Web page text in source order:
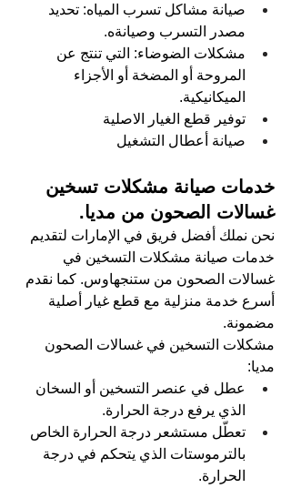
صيانة مشاكل تسرب المياه: تحديد
مصدر التسرب وصيانةه.
مشكلات الضوضاء: التي تنتج عن
المروحة أو المضخة أو الأجزاء
الميكانيكية.
توفير قطع الغيار الاصلية
صيانة أعطال التشغيل
خدمات صيانة مشكلات تسخين
غسالات الصحون من مديا.
نحن نملك أفضل فريق في الإمارات لتقديم
خدمات صيانة مشكلات التسخين في
غسالات الصحون من ستنجهاوس. كما نقدم
أسرع خدمة منزلية مع قطع غيار أصلية
مضمونة.
مشكلات التسخين في غسالات الصحون
مديا:
عطل في عنصر التسخين أو السخان
الذي يرفع درجة الحرارة.
تعطّل مستشعر درجة الحرارة الخاص
بالترموستات الذي يتحكم في درجة
الحرارة.